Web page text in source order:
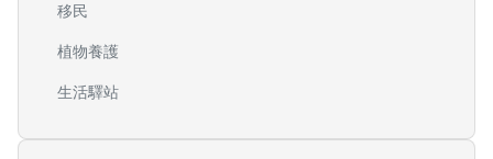
移民
植物養護
生活驛站